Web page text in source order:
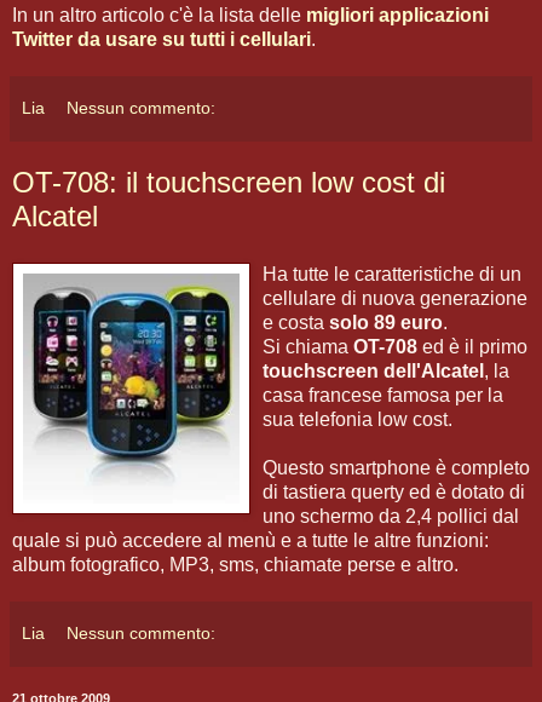
In un altro articolo c'è la lista delle migliori applicazioni
Twitter da usare su tutti i cellulari.
Lia Nessun commento:
OT-708: il touchscreen low cost di
Alcatel
Ha tutte le caratteristiche di un
cellulare di nuova generazione
e costa solo 89 euro.
Si chiama OT-708 ed è il primo
touchscreen dell'Alcatel , la
casa francese famosa per la
sua telefonia low cost.
Questo smartphone è completo
di tastiera querty ed è dotato di
uno schermo da 2,4 pollici dal
quale si può accedere al menù e a tutte le altre funzioni:
album fotografico, MP3, sms, chiamate perse e altro.
Lia Nessun commento:
21 ottobre 2009